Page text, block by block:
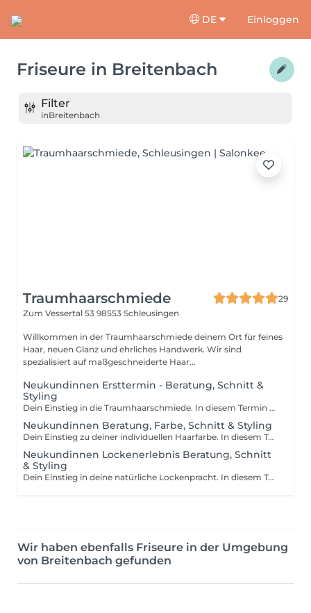
DE Einloggen
Friseure in Breitenbach
Filter
inBreitenbach
Traumhaarschmiede
29
Zum Vessertal 53 98553 Schleusingen
Willkommen in der Traumhaarschmiede deinem Ort für feines
Haar, neuen Glanz und ehrliches Handwerk. Wir sind
spezialisiert auf maßgeschneiderte Haar...
Neukundinnen Ersttermin - Beratung, Schnitt &
Styling
Dein Einstieg in die Traumhaarschmiede. In diesem Termin nehmen wir uns bewusst Zeit für dich, dein Haar und deine Wünsche. Gemeinsam analysieren wir deine Haarstruktur, Fülle, Fall und die individuellen Bedürfnisse deiner Haare. Darüber hinaus betrachten wir deine Gesichtsform und beraten dich zu Schnitten, Formen und Farben, die deine natürliche Ausstrahlung optimal unterstreichen. So entsteht ein Look, der nicht nur zu deinem Haar, sondern auch zu dir als Persönlichkeit passt. Auf dieser Grundlage entwickeln wir gemeinsam ein individuelles Konzept für dein Haar und setzen dieses anschließend mit Schnitt und Styling um. Ideal für Frauen, die sich eine persönliche Beratung wünschen, Veränderungen planen oder verstehen möchten, was ihr Haar wirklich braucht. Für alle, die Wert auf ein Ergebnis legen, das zu ihrem Alltag, ihrem Typ und ihren Zielen passt.
Neukundinnen Beratung, Farbe, Schnitt & Styling
Dein Einstieg zu deiner individuellen Haarfarbe. In diesem Termin nehmen wir uns bewusst Zeit für dich, dein Haar und deine Wünsche. Gemeinsam analysieren wir deine Haarstruktur, deine Farbhistorie, deinen Wunschlook sowie die Möglichkeiten, die zu deinem Haar und deinem Alltag passen. Darüber hinaus betrachten wir deine Gesichtsform und beraten dich zu Farben, Platzierungen und Schnittformen, die deine natürliche Ausstrahlung optimal unterstreichen. So entsteht ein harmonisches Gesamtkonzept, das nicht nur schön aussieht, sondern langfristig zu dir passt. Auf dieser Grundlage wählen wir die passende Farbtechnik für dein Ziel von natürlichen Highlights über sanfte Farbveredelungen bis hin zu sichtbaren Veränderungen. Anschließend setzen wir dein individuelles Farbkonzept mit Farbe, Schnitt und Styling um. Ideal für Frauen, die sich eine persönliche Beratung wünschen, Unsicherheiten bei der Farbwahl haben oder sich eine Veränderung wünschen, die zu ihrem Typ, ihrem Haar und ihrem Alltag passt. Der angegebene Preis gilt als Einstiegspreis. Der tatsächliche Preis richtet sich nach Technik, Haarmenge, Haarlänge und Zeitaufwand. Jede Farbveränderung wird individuell für dich geplant.
Neukundinnen Lockenerlebnis Beratung, Schnitt
& Styling
Dein Einstieg in deine natürliche Lockenpracht. In diesem Termin nehmen wir uns bewusst Zeit für dich, deine Locken und deine Wünsche. Gemeinsam analysieren wir dein Lockenmuster, deine Haarstruktur, deine aktuelle Pflegeroutine sowie die individuellen Bedürfnisse deiner Haare. Darüber hinaus betrachten wir deine Gesichtsform und beraten dich zu Schnitten, Formen und Farben, die deine natürliche Ausstrahlung optimal unterstreichen. So entsteht ein Look, der nicht nur zu deinen Locken, sondern auch zu dir als Persönlichkeit passt. Anschließend erhältst du einen auf deine Locken abgestimmten Schnitt sowie wertvolle Tipps zu Pflege, Styling und den passenden Produkten, damit deine Locken auch zu Hause ihre natürliche Form, Sprungkraft und Definition entfalten können. Ideal für Frauen, die ihre Locken besser verstehen, Frizz reduzieren und lernen möchten, ihre natürliche Haarstruktur mit Leichtigkeit zu pflegen und zu stylen. Für alle, die sich eine individuelle Beratung wünschen und wissen möchten, was ihr Haar wirklich braucht.
Wir haben ebenfalls Friseure in der Umgebung
von Breitenbach gefunden